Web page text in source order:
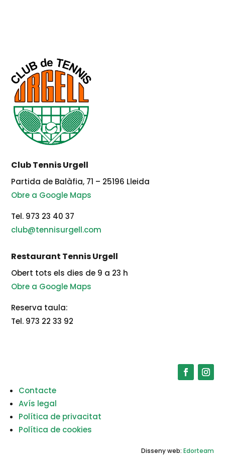
Club Tennis Urgell
Partida de Balàfia, 71 – 25196 Lleida
Obre a Google Maps
Tel. 973 23 40 37
club@tennisurgell.com
Restaurant Tennis Urgell
Obert tots els dies de 9 a 23 h
Obre a Google Maps
Reserva taula:
Tel. 973 22 33 92
Contacte
Avís legal
Política de privacitat
Política de cookies
Disseny web: Edorteam